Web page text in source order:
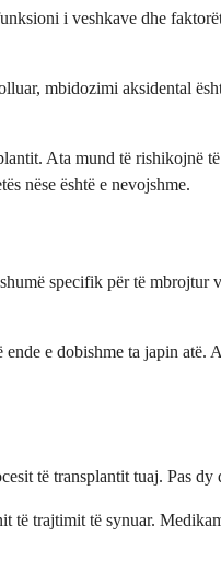
i veshkave dhe
mbidozimi aksidental
Ata mund të
nëse është e nevojshme.
specifik për të
e dobishme ta japin
të transplantit tuaj. Pas
trajtimit të synuar.